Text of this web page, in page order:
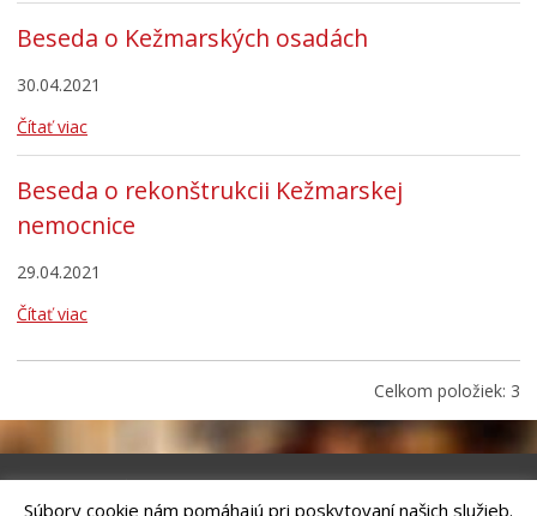
Zdravie
Cirkev
Beseda o Kežmarských osadách
30.04.2021
Čítať viac
Beseda o rekonštrukcii Kežmarskej
nemocnice
29.04.2021
Čítať viac
Celkom položiek: 3
Súbory cookie nám pomáhajú pri poskytovaní našich služieb.